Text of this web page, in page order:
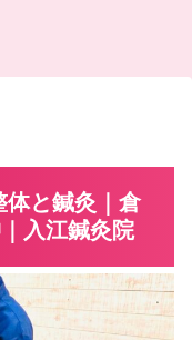
体と鍼灸｜倉
入江鍼灸院